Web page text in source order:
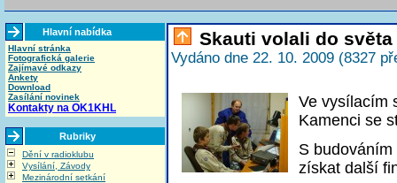
Hlavní nabídka
Hlavní stránka
Fotografická galerie
Zajímavé odkazy
Ankety
Download
Zasílání novinek
Kontakty na OK1KHL
Rubriky
Dění v radioklubu
Vysílání, Závody
Mezinárodní setkání
Skauti volali do světa
Vydáno dne 22. 10. 2009 (8327
Ve vysílacím
Kamenci se
S
získat další